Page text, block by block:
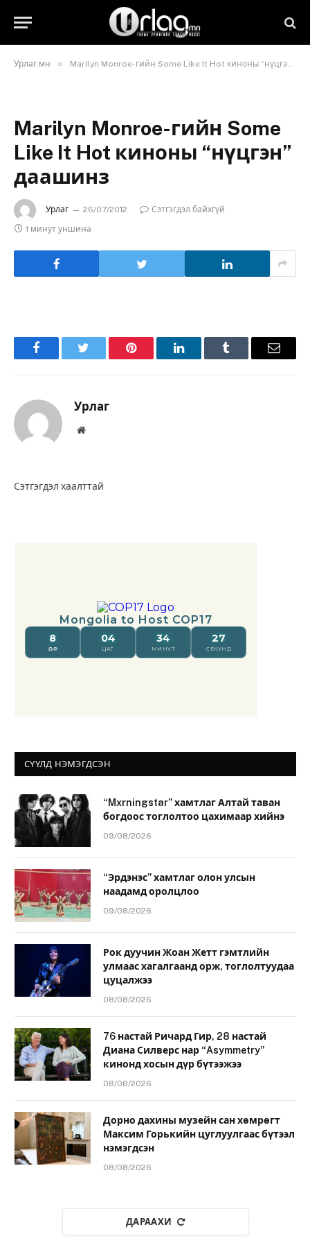
Урлаг.мн » Marilyn Monroe-гийн Some Like It Hot киноны “нүцгэн” даашинз
Marilyn Monroe-гийн Some
Like It Hot киноны “нүцгэн”
даашинз
Урлаг 26/07/2012
Сэтгэгдэл байхгүй
1 минут уншина
FacebookTwitter Pinterest LinkedInTumblr Имэйл
Урлаг
Вэбсайт
Сэтгэгдэл хаалттай
СҮҮЛД НЭМЭГДСЭН
“Mxrningstar” хамтлаг Алтай таван
богдоос тоглолтоо цахимаар хийнэ
09/08/2026
“Эрдэнэс” хамтлаг олон улсын
наадамд оролцлоо
09/08/2026
Рок дуучин Жоан Жетт гэмтлийн
улмаас хагалгаанд орж, тоглолтуудаа
цуцалжээ
08/08/2026
76 настай Ричард Гир, 28 настай
Диана Силверс нар “Asymmetry”
кинонд хосын дүр бүтээжээ
08/08/2026
Дорно дахины музейн сан хөмрөгт
Максим Горькийн цуглуулгаас бүтээл
нэмэгдсэн
08/08/2026
ДАРААХИ